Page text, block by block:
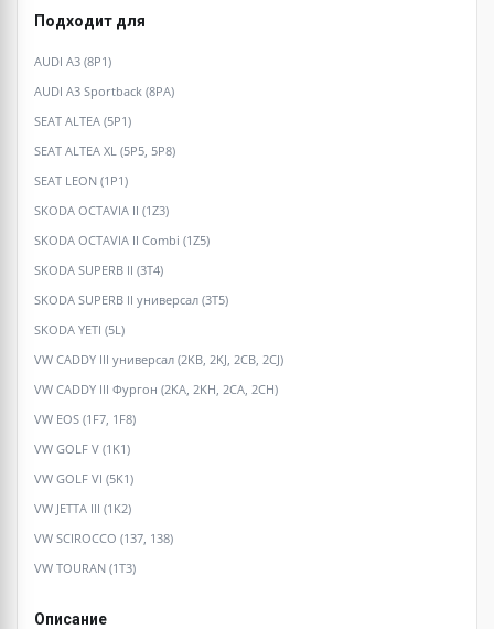
Подходит для
AUDI A3 (8P1)
AUDI A3 Sportback (8PA)
SEAT ALTEA (5P1)
SEAT ALTEA XL (5P5, 5P8)
SEAT LEON (1P1)
SKODA OCTAVIA II (1Z3)
SKODA OCTAVIA II Combi (1Z5)
SKODA SUPERB II (3T4)
SKODA SUPERB II универсал (3T5)
SKODA YETI (5L)
VW CADDY III универсал (2KB, 2KJ, 2CB, 2CJ)
VW CADDY III Фургон (2KA, 2KH, 2CA, 2CH)
VW EOS (1F7, 1F8)
VW GOLF V (1K1)
VW GOLF VI (5K1)
VW JETTA III (1K2)
VW SCIROCCO (137, 138)
VW TOURAN (1T3)
Описание